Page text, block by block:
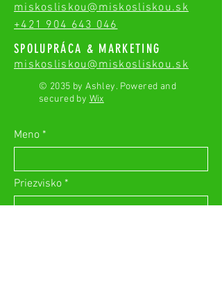
miskosliskou@miskosliskou.sk
+421 904 643 046
SPOLUPRÁCA & MARKETING
miskosliskou@miskosliskou.sk
© 2035 by Ashley. Powered and
secured by Wix
Meno
Priezvisko